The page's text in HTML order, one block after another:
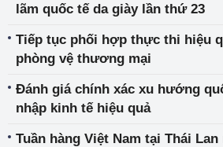
lãm quốc tế da giày lần thứ 23
Tiếp tục phối hợp thực thi hiệu
phòng vệ thương mại
Đánh giá chính xác xu hướng
nhập kinh tế hiệu quả
Tuần hàng Việt Nam tại Thái